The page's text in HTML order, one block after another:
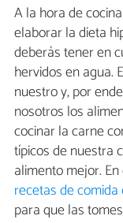
A la hora de
elaborar la dieta
deberás tener en
hervidos en agua.
nuestro y, por
nosotros los
cocinar la carne
típicos de nuestra
alimento mejor.
recetas de
para que las